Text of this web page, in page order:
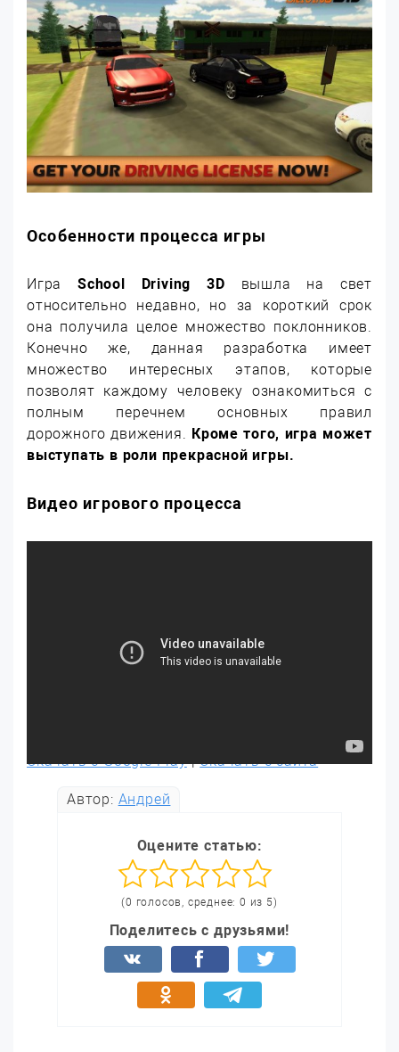
Особенности процесса игры
ИграSchool Driving 3D вышла на свет
относительно недавно, но за короткий срок
она получила целое множество поклонников.
Конечно же, данная разработка имеет
множество интересных этапов, которые
позволят каждому человеку ознакомиться с
полным перечнем основных правил
дорожного движения. Кроме того, игра может
выступать в роли прекрасной игры.
Видео игрового процесса
Скачать с Google Play|Скачать с сайта
Автор: Андрей
Оцените статью:
(0 голосов, среднее: 0 из 5)
Поделитесь с друзьями!